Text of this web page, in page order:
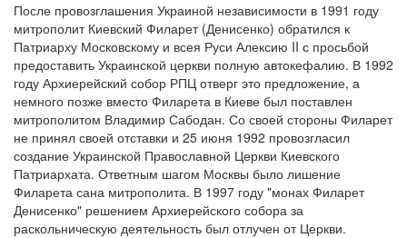
8 августа
Св. Доминик, священник
см. календарь
Обратная связь
mail@apologia.ru
Отправить сообщение
Вход
После провозглашения Украиной независимости в 1991 году
митрополит Киевский Филарет (Денисенко) обратился к
Патриарху Московскому и всея Руси Алексию II с просьбой
предоставить Украинской церкви полную автокефалию. В 1992
году Архиерейский собор РПЦ отверг это предложение, а
немного позже вместо Филарета в Киеве был поставлен
митрополитом Владимир Сабодан. Со своей стороны Филарет
не принял своей отставки и 25 июня 1992 провозгласил
создание Украинской Православной Церкви Киевского
Патриархата. Ответным шагом Москвы было лишение
Филарета сана митрополита. В 1997 году "монах Филарет
Денисенко" решением Архиерейского собора за
раскольническую деятельность был отлучен от Церкви.